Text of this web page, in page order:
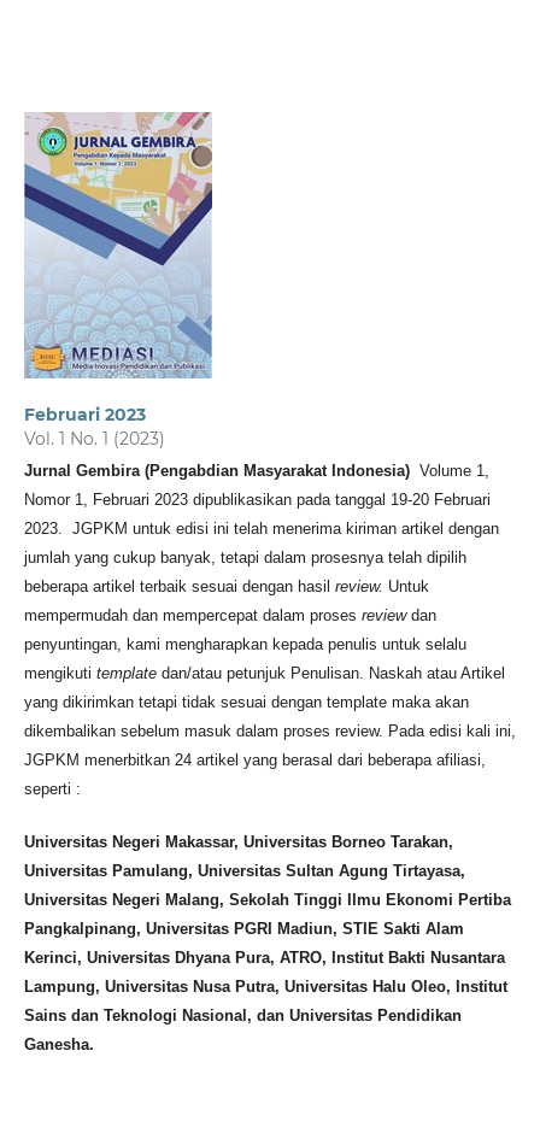
Februari 2023
Vol. 1 No. 1 (2023)
Jurnal Gembira (Pengabdian Masyarakat Indonesia) Volume 1,
Nomor 1, Februari 2023 dipublikasikan pada tanggal 19-20 Februari
2023.
JGPKM untuk edisi ini telah menerima kiriman artikel dengan
jumlah yang cukup banyak, tetapi dalam prosesnya telah dipilih
beberapa artikel terbaik sesuai dengan hasil review. Untuk
mempermudah dan mempercepat dalam proses review dan
penyuntingan, kami mengharapkan kepada penulis untuk selalu
mengikuti template dan/atau petunjuk Penulisan. Naskah atau Artikel
yang dikirimkan tetapi tidak sesuai dengan template maka akan
dikembalikan sebelum masuk dalam proses review. Pada edisi kali ini,
JGPKM menerbitkan 24 artikel yang berasal dari beberapa afiliasi,
seperti :
Universitas Negeri Makassar, Universitas Borneo Tarakan,
Universitas Pamulang, Universitas Sultan Agung Tirtayasa,
Universitas Negeri Malang, Sekolah Tinggi Ilmu Ekonomi Pertiba
Pangkalpinang, Universitas PGRI Madiun, STIE Sakti Alam
Kerinci, Universitas Dhyana Pura, ATRO, Institut Bakti Nusantara
Lampung, Universitas Nusa Putra, Universitas Halu Oleo, Institut
Sains dan Teknologi Nasional, dan Universitas Pendidikan
Ganesha.